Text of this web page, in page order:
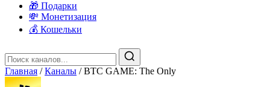
🎁 Подарки
💸 Монетизация
💰 Кошельки
Главная / Каналы / BTC GAME: The Only